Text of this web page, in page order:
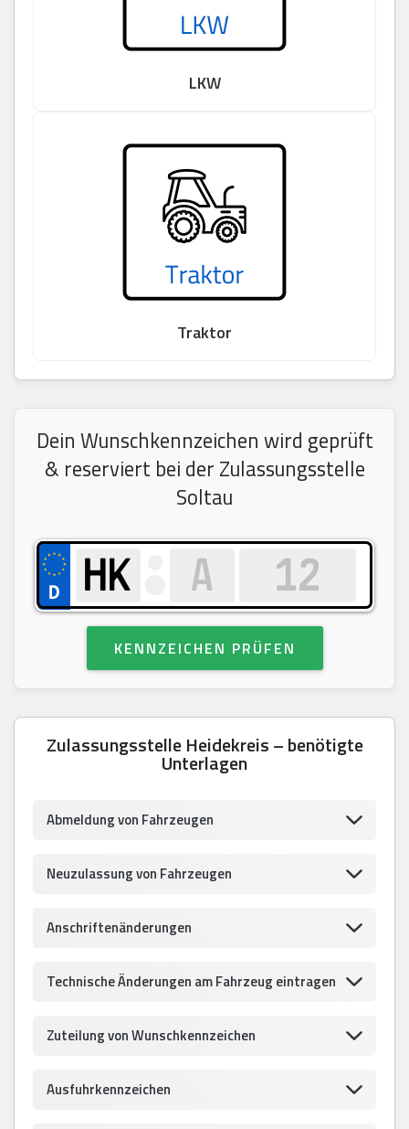
LKW
Traktor
Dein Wunschkennzeichen wird geprüft
& reserviert bei der Zulassungsstelle
Soltau
KENNZEICHEN PRÜFEN
Zulassungsstelle Heidekreis – benötigte
Unterlagen
Abmeldung von Fahrzeugen
Neuzulassung von Fahrzeugen
Anschriftenänderungen
Technische Änderungen am Fahrzeug eintragen
Zuteilung von Wunschkennzeichen
Ausfuhrkennzeichen